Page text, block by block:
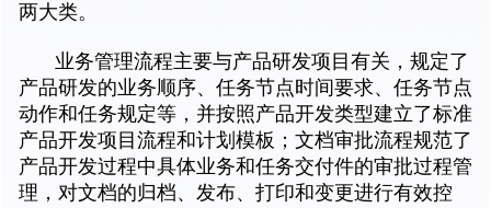
两大类。
业务管理流程主要与产品研发项目有关，规定了
产品研发的业务顺序、任务节点时间要求、任务节点
动作和任务规定等，并按照产品开发类型建立了标准
产品开发项目流程和计划模板；文档审批流程规范了
产品开发过程中具体业务和任务交付件的审批过程管
理，对文档的归档、发布、打印和变更进行有效控